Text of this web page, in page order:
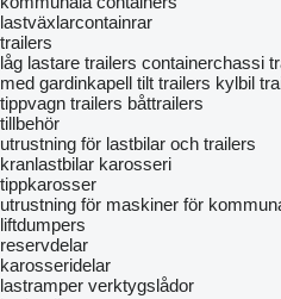
lastväxlarcontainrar
trailers
låg lastare trailers containerchassi
med gardinkapell tilt trailers kylbil
tippvagn trailers båttrailers
tillbehör
utrustning för lastbilar och trailers
kranlastbilar karosseri
tippkarosser
utrustning för maskiner för
liftdumpers
reservdelar
karosseridelar
lastramper verktygslådor